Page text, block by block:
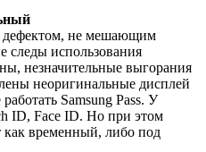
дефектом, не мешающим
следы использования
незначительные выгорания
неоригинальные дисплей
Samsung Pass. У
ID, Face ID. Но при этом
как временный, либо под